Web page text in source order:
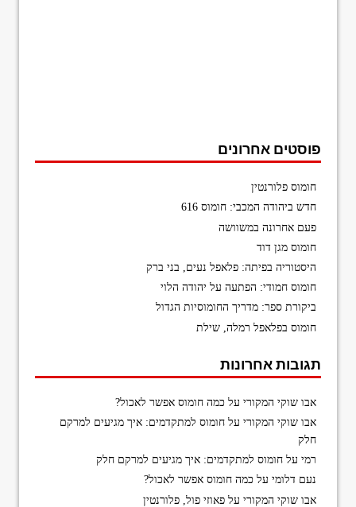
פוסטים אחרונים
חומוס פלורנטין
חדש ביהודה המכבי: חומוס 616
פעם אחרונה במשוושה
חומוס מגן דוד
היסטוריה בפיתה: פלאפל נעים, בני ברק
חומוס חמודי: הפתעה על יהודה הלוי
ביקורת ספר: מדריך החומוסיות הגדול
חומוס בפלאפל רמלה, שילת
תגובות אחרונות
אבו שוקי המקורי על כמה חומוס אפשר לאכול?
אבו שוקי המקורי עלחומוס למתקדמים: איך מגיעים למרקם
חלק
רמי עלחומוס למתקדמים: איך מגיעים למרקם חלק
נעם דלומי על כמה חומוס אפשר לאכול?
אבו שוקי המקורי עלפאוזי פול, פלורנטין